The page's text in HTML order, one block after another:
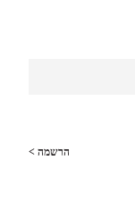
הרשמה >